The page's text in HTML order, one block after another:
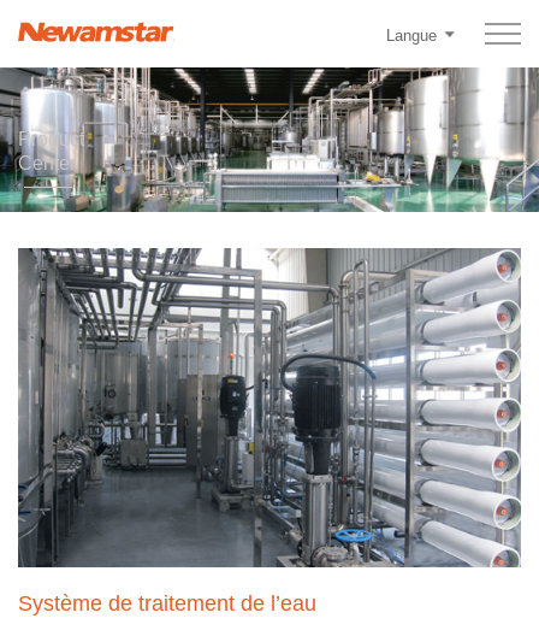
Langue
Product
Center
Système de traitement de l’eau